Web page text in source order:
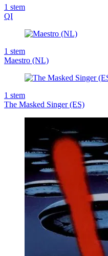
1 stem
QI
1 stem
Maestro (NL)
1 stem
The Masked Singer (ES)